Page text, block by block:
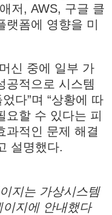
저, AWS, 구글 클
랫폼에 영향을 미
신 중에 일부 가
공적으로 시스템
다”며 “상황에 따
요할 수 있다는 피
과적인 문제 해결
설명했다.
지는 가상시스템
지에 안내했다